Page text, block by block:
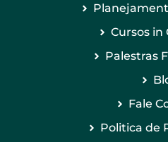
Cursos in
Palestras
Fale
Politica de